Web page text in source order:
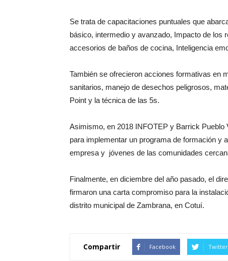
Se trata de capacitaciones puntuales que
básico, intermedio y avanzado, Impacto de los
accesorios de baños de cocina, Inteligencia
También se ofrecieron acciones formativas en
sanitarios, manejo de desechos peligrosos,
Point y la técnica de las 5s.
Asimismo, en 2018 INFOTEP y Barrick Pueblo
para implementar un programa de formación y
empresa y jóvenes de las comunidades
Finalmente, en diciembre del año pasado, el
firmaron una carta compromiso para la
distrito municipal de Zambrana, en Cotuí.
Compartir Facebook Twitter